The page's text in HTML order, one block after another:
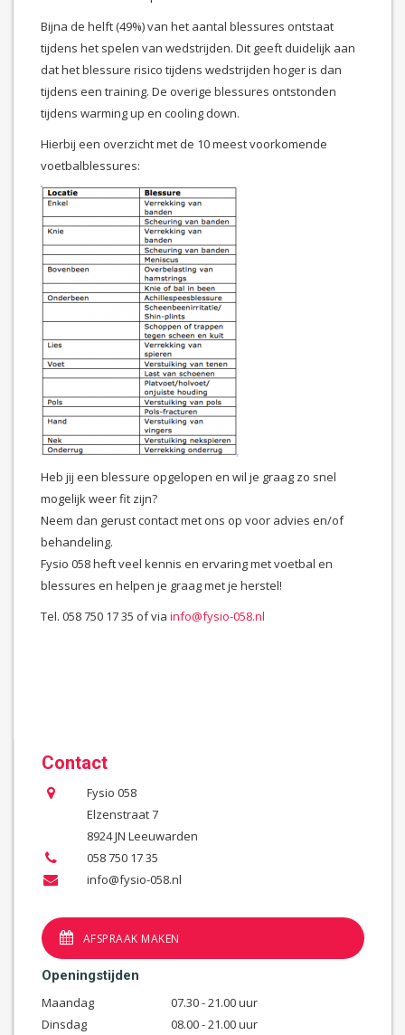
Bijna de helft (49%) van het aantal blessures ontstaat
tijdens het spelen van wedstrijden. Dit geeft duidelijk aan
dat het blessure risico tijdens wedstrijden hoger is dan
tijdens een training. De overige blessures ontstonden
tijdens warming up en cooling down.
Hierbij een overzicht met de 10 meest voorkomende
voetbalblessures:
Heb jij een blessure opgelopen en wil je graag zo snel
mogelijk weer fit zijn?
Neem dan gerust contact met ons op voor advies en/of
behandeling.
Fysio 058 heft veel kennis en ervaring met voetbal en
blessures en helpen je graag met je herstel!
Tel. 058 750 17 35 of via info@fysio-058.nl
Contact
Fysio 058
Elzenstraat 7
8924 JN Leeuwarden
058 750 17 35
info@fysio-058.nl
AFSPRAAK MAKEN
Openingstijden
Maandag
07.30 - 21.00 uur
Dinsdag
08.00 - 21.00 uur